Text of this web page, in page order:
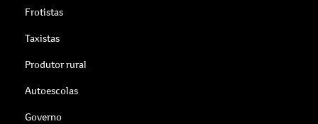
Frotistas
Taxistas
Produtor rural
Autoescolas
Governo